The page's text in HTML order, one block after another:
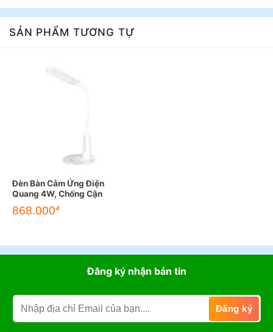
SẢN PHẨM TƯƠNG TỰ
Đèn Bàn Cảm Ứng Điện
Quang 4W, Chống Cận
868.000đ
Đăng ký nhận bản tin